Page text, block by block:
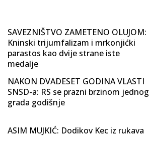
SAVEZNIŠTVO ZAMETENO OLUJOM:
Kninski trijumfalizam i mrkonjićki
parastos kao dvije strane iste
medalje
NAKON DVADESET GODINA VLASTI
SNSD-a: RS se prazni brzinom jednog
grada godišnje
ASIM MUJKIĆ: Dodikov Kec iz rukava